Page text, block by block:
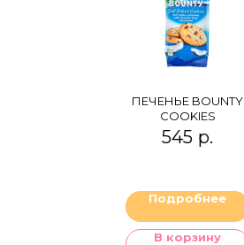
ПЕЧЕНЬЕ BOUNTY
COOKIES
545 р.
Подробнее
В корзину